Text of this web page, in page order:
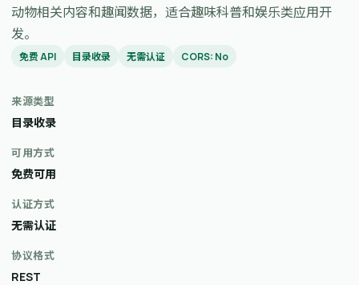
动物相关内容和趣闻数据，适合趣味科普和娱乐类应用开
发。
免费 API 目录收录 无需认证 CORS: No
来源类型
目录收录
可用方式
免费可用
认证方式
无需认证
协议格式
REST